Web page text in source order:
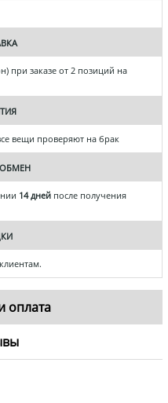
при заказе от 2 позиций на
вещи проверяют на брак
ОБМЕН
14 дней после получения
оплата